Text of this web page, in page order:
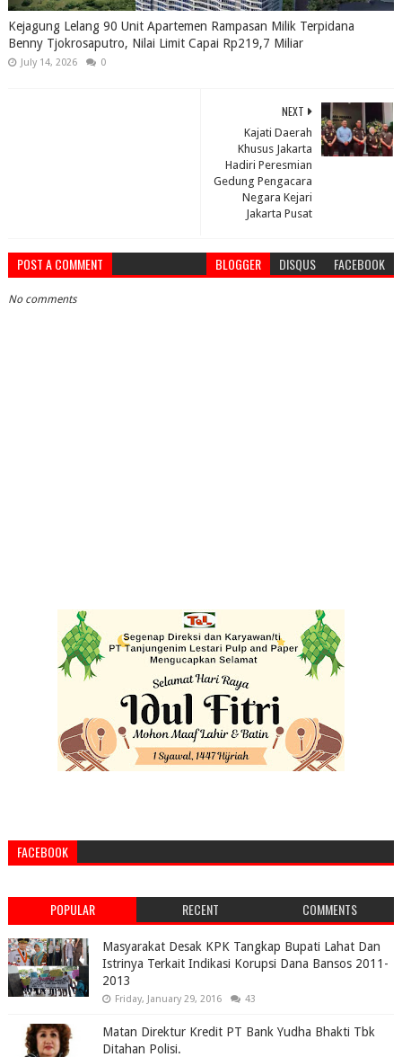
Kejagung Lelang 90 Unit Apartemen Rampasan Milik Terpidana
Benny Tjokrosaputro, Nilai Limit Capai Rp219,7 Miliar
July 14, 2026 0
NEXT
Kajati Daerah
Khusus Jakarta
Hadiri Peresmian
Gedung Pengacara
Negara Kejari
Jakarta Pusat
POST A COMMENT BLOGGER DISQUS FACEBOOK
No comments
FACEBOOK
POPULAR RECENT COMMENTS
Masyarakat Desak KPK Tangkap Bupati Lahat Dan
Istrinya Terkait Indikasi Korupsi Dana Bansos 2011-
2013
Friday, January 29, 2016 43
Matan Direktur Kredit PT Bank Yudha Bhakti Tbk
Ditahan Polisi.